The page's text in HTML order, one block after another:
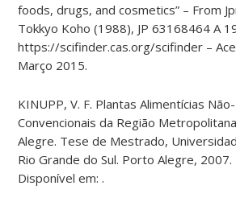
foods, drugs, and cosmetics” – From
Tokkyo Koho (1988), JP 63168464 A
https://scifinder.cas.org/scifinder –
Março 2015.
KINUPP, V. F. Plantas Alimentícias Não-
Convencionais da Região
Alegre. Tese de Mestrado,
Rio Grande do Sul. Porto Alegre, 2007.
Disponível em: .